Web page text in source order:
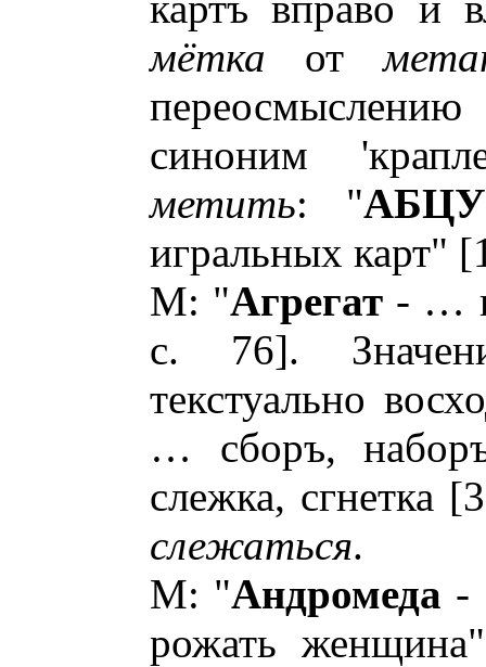
мётка от
синоним
метить: "
игральных карт"
М: "Агрегат - …
с. 76].
текстуально
… сборъ,
слежка, сгнетка
слежаться.
М: "Андромеда -
рожать